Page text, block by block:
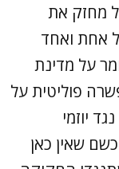
מחזק את
אחת ואחד
על מדינת
פוליטית על
יוזמי
שאין כאן